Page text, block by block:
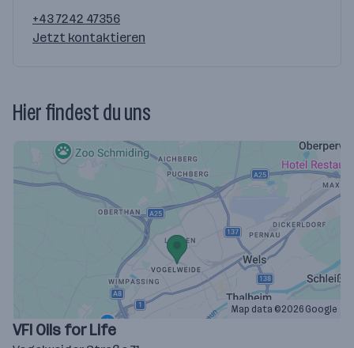
+43 7242 47356
Jetzt kontaktieren
Hier findest du uns
Map data ©2026 Google
VFI Oils for Life